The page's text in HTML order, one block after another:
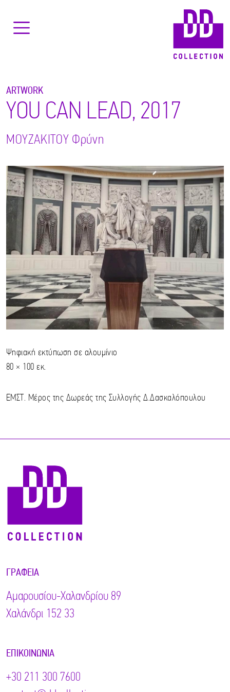
ARTWORK
YOU CAN LEAD, 2017
ΜΟΥΖΑΚΙΤΟΥ Φρύνη
Ψηφιακή εκτύπωση σε αλουμίνιο
80 × 100 εκ.
ΕΜΣΤ. Μέρος της Δωρεάς της Συλλογής Δ.Δασκαλόπουλου
ΓΡΑΦΕΊΑ
Αμαρουσίου-Χαλανδρίου 89
Χαλάνδρι 152 33
ΕΠΙΚΟΙΝΩΝΊΑ
+30 211 300 7600